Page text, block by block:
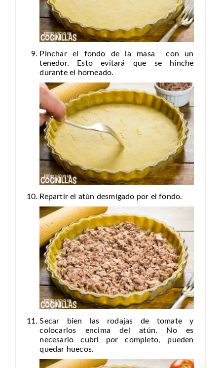
Pinchar el fondo de la masa con un
tenedor. Esto evitará que se hinche
durante el horneado.
Repartir el atún desmigado por el fondo.
Secar bien las rodajas de tomate y
colocarlos encima del atún. No es
necesario cubri por completo, pueden
quedar huecos.